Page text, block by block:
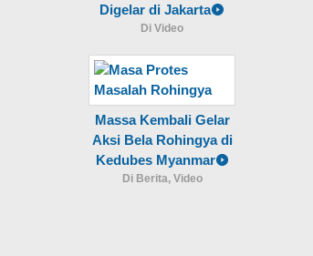
Digelar di Jakarta
Di Video
Massa Kembali Gelar
Aksi Bela Rohingya di
Kedubes Myanmar
Di Berita, Video